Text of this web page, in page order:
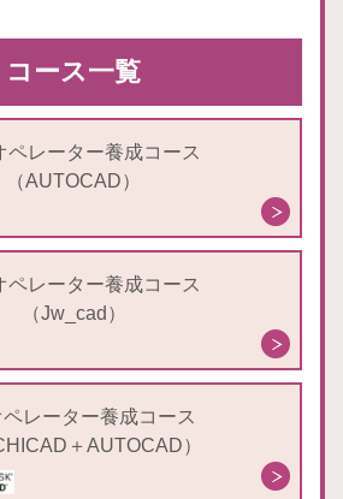
コース一覧
ペレーター養成コース
（AUTOCAD）
ペレーター養成コース
（Jw_cad）
ペレーター養成コース
＋AUTOCAD）